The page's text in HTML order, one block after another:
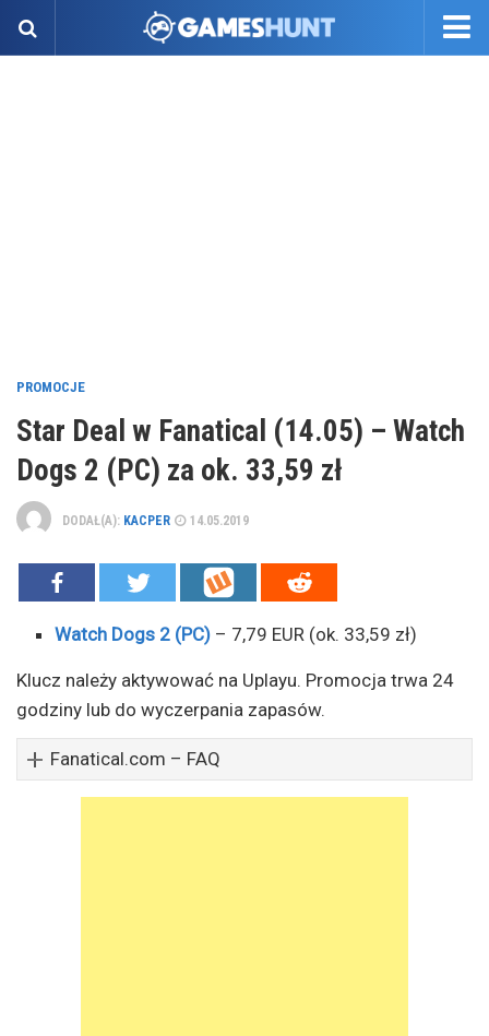
PROMOCJE
Star Deal w Fanatical (14.05) – Watch
Dogs 2 (PC) za ok. 33,59 zł
DODAŁ(A): KACPER 14.05.2019
Watch Dogs 2 (PC) – 7,79 EUR (ok. 33,59 zł)
Klucz należy aktywować na Uplayu. Promocja trwa 24
godziny lub do wyczerpania zapasów.
Fanatical.com – FAQ